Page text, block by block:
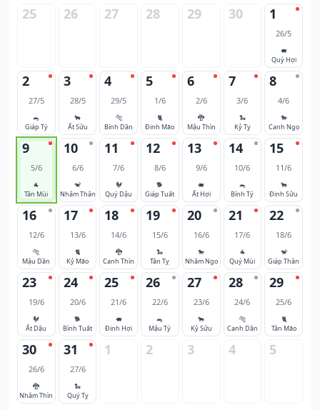
25 26 27 28 29 30 1
26/5
🐖
Quý Hợi
2
27/5
🐀
Giáp Tý
3
28/5
🐂
Ất Sửu
4
29/5
🐅
Bính Dần
5
1/6
🐈
Đinh Mão
6
2/6
🐉
Mậu Thìn
7
3/6
🐍
Kỷ Tỵ
8
4/6
🐎
Canh Ngọ
9
5/6
🐐
Tân Mùi
10
6/6
🐒
Nhâm Thân
11
7/6
🐓
Quý Dậu
12
8/6
🐕
Giáp Tuất
13
9/6
🐖
Ất Hợi
14
10/6
🐀
Bính Tý
15
11/6
🐂
Đinh Sửu
16
12/6
🐅
Mậu Dần
17
13/6
🐈
Kỷ Mão
18
14/6
🐉
Canh Thìn
19
15/6
🐍
Tân Tỵ
20
16/6
🐎
Nhâm Ngọ
21
17/6
🐐
Quý Mùi
22
18/6
🐒
Giáp Thân
23
19/6
🐓
Ất Dậu
24
20/6
🐕
Bính Tuất
25
21/6
🐖
Đinh Hợi
26
22/6
🐀
Mậu Tý
27
23/6
🐂
Kỷ Sửu
28
24/6
🐅
Canh Dần
29
25/6
🐈
Tân Mão
30
26/6
🐉
Nhâm Thìn
31
27/6
🐍
Quý Tỵ
1 2 3 4 5